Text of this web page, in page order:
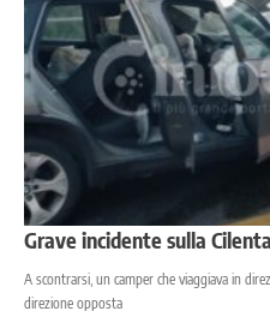
Grave incidente sulla
A scontrarsi, un camper che viaggiava in
direzione opposta